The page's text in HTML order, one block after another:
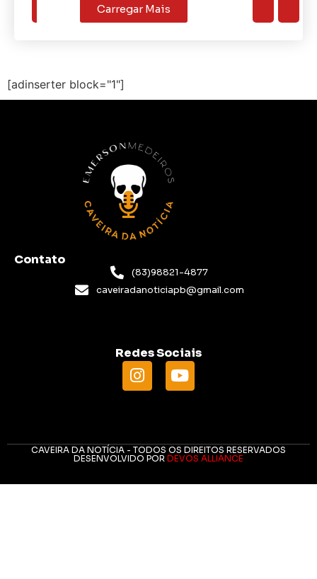
Carregar Mais
[adinserter block="1"]
Contato
(83)98821-4877
caveiradanoticiapb@gmail.com
Redes Sociais
CAVEIRA DA NOTÍCIA - TODOS OS DIREITOS RESERVADOS
DESENVOLVIDO POR DEVOS ALLIANCE